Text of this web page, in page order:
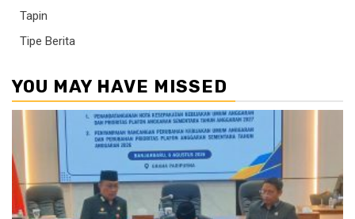
Tapin
Tipe Berita
YOU MAY HAVE MISSED